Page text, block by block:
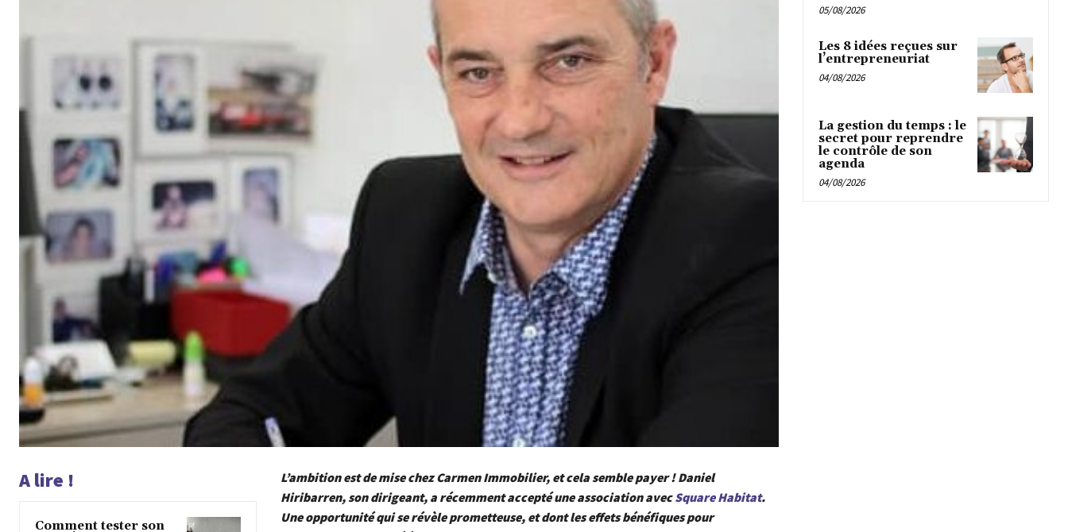
A lire !
Comment tester son
L’ambition est de mise chez Carmen Immobilier, et cela semble payer ! Daniel
Hiribarren, son dirigeant, a récemment accepté une association avecSquare Habitat.
Une opportunité qui se révèle prometteuse, et dont les effets bénéfiques pour
05/08/2026
Les 8 idées reçues sur
l’entrepreneuriat
04/08/2026
La gestion du temps : le
secret pour reprendre
le contrôle de son
agenda
04/08/2026